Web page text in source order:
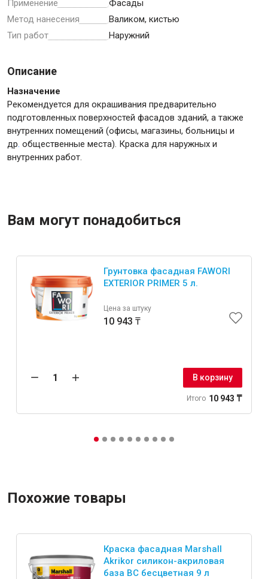
Применение
Фасады
Метод нанесения
Валиком, кистью
Тип работ
Наружний
Описание
Назначение
Рекомендуется для окрашивания предварительно
подготовленных поверхностей фасадов зданий, а также
внутренних помещений (офисы, магазины, больницы и
др. общественные места). Краска для наружных и
внутренних работ.
Вам могут понадобиться
Грунтовка фасадная FAWORI
EXTERIOR PRIMER 5 л.
Цена за штуку
10 943 ₸
В корзину
Итого 10 943 ₸
Похожие товары
Краска фасадная Marshall
Akrikor силикон-акриловая
база BC бесцветная 9 л
Инструмент для штукатурно-отделочных работ
Ещё 2
Крепежи
Канаты, шнуры
Всё для дома и сада
Товары для бани и сауны